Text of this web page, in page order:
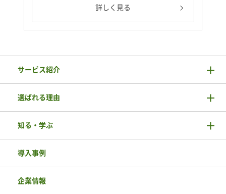
詳しく見る
サービス紹介
選ばれる理由
知る・学ぶ
導入事例
企業情報